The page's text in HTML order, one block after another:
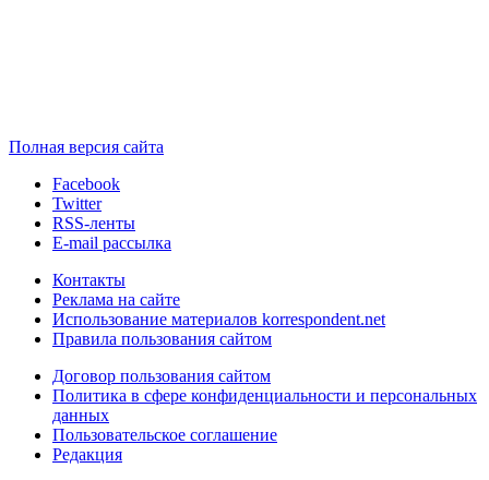
Полная версия сайта
Facebook
Twitter
RSS-ленты
E-mail рассылка
Контакты
Реклама на сайте
Использование материалов korrespondent.net
Правила пользования сайтом
Договор пользования сайтом
Политика в сфере конфиденциальности и персональных
данных
Пользовательское соглашение
Редакция